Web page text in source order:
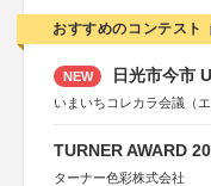
おすすめのコンテスト
NEW 日光市今市
いまいちコレカラ会議（
TURNER AWARD
ターナー色彩株式会社